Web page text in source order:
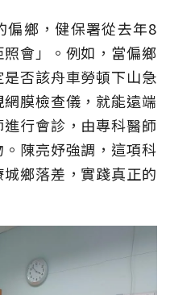
偏鄉，健保署從去年8
會」。例如，當偏鄉
否該舟車勞頓下山急
膜檢查儀，就能遠端
行會診，由專科醫師
陳亮妤強調，這項科
鄉落差，實踐真正的